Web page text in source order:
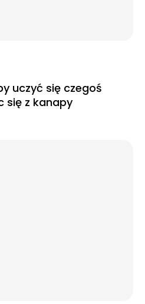
uczyć się czegoś
się z kanapy